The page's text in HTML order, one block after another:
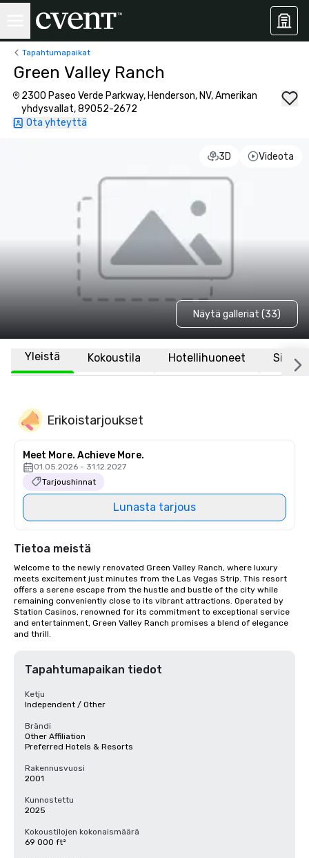
Tapahtumapaikat
Green Valley Ranch
2300 Paseo Verde Parkway, Henderson, NV, Amerikan
yhdysvallat, 89052-2672
Ota yhteyttä
3D Videota
Näytä galleriat (33)
Yleistä Kokoustila Hotellihuoneet Sijainti
Erikoistarjoukset
Meet More. Achieve More.
01.05.2026 - 31.12.2027
Tarjoushinnat
Lunasta tarjous
Tietoa meistä
Welcome to the newly renovated Green Valley Ranch, where luxury
meets excitement just minutes from the Las Vegas Strip. This resort
offers a serene escape from the hustle and bustle of the city while
remaining conveniently close to its vibrant attractions. Operated by
Station Casinos, renowned for its commitment to exceptional service
and entertainment, Green Valley Ranch promises a blend of elegance
and thrill.
Tapahtumapaikan tiedot
Ketju
Independent / Other
Brändi
Other Affiliation
Preferred Hotels & Resorts
Rakennusvuosi
2001
Kunnostettu
2025
Kokoustilojen kokonaismäärä
69 000 ft²